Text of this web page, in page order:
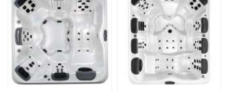
В КОРЗИНУ В КОРЗИНУ